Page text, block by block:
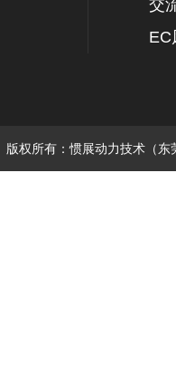
交
EC
权所有：惯展动力技术（东